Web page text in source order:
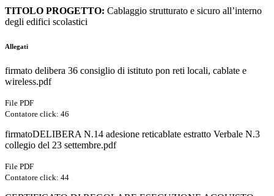
TITOLO PROGETTO: Cablaggio strutturato e sicuro all’interno
degli edifici scolastici
Allegati
firmato delibera 36 consiglio di istituto pon reti locali, cablate e
wireless.pdf
File PDF
Contatore click: 46
firmatoDELIBERA N.14 adesione reticablate estratto Verbale N.3
collegio del 23 settembre.pdf
File PDF
Contatore click: 44